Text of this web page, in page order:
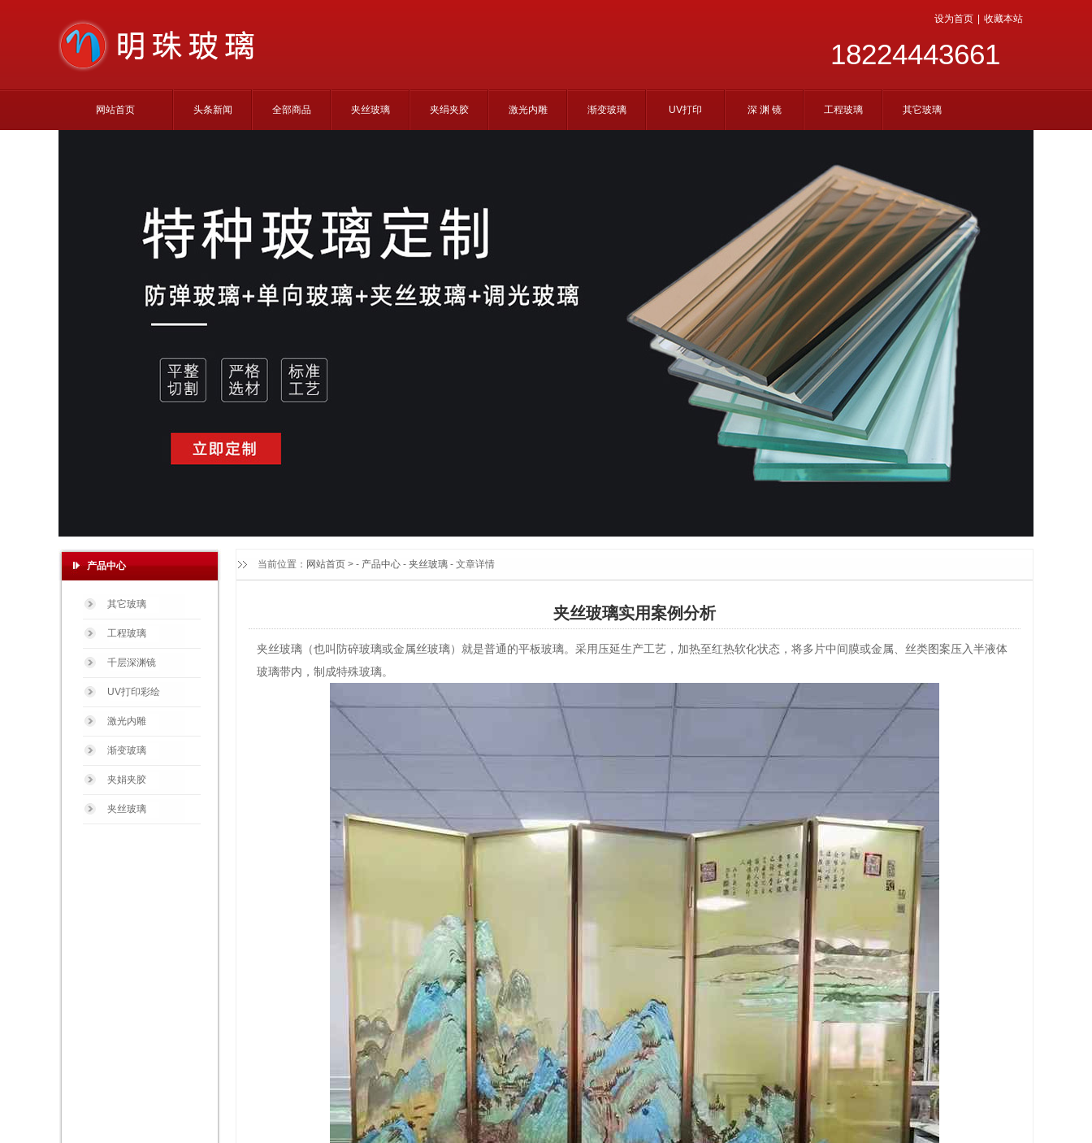
设为首页 收藏本站
18224443661
网站首页 头条新闻 全部商品 夹丝玻璃 夹绢夹胶 激光内雕 渐变玻璃 UV打印 深 渊 镜 工程玻璃 其它玻璃
产品中心
其它玻璃
工程玻璃
千层深渊镜
UV打印彩绘
激光内雕
渐变玻璃
夹娟夹胶
夹丝玻璃
当前位置： 网站首页 > - 产品中心 - 夹丝玻璃 - 文章详情
夹丝玻璃实用案例分析
夹丝玻璃（也叫防碎玻璃或金属丝玻璃）就是普通的平板玻璃。采用压延生产工艺，加热至红热软化状态，将多片中间膜或金属、丝类图案压入半液体
玻璃带内，制成特殊玻璃。